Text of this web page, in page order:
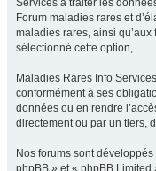
Services à traiter les
Forum maladies rares et
maladies rares, ainsi qu’aux
sélectionné cette option,
Maladies Rares Info
conformément à ses
données ou en rendre
directement ou par un tiers,
Nos forums sont
phpBB » et « phpBB